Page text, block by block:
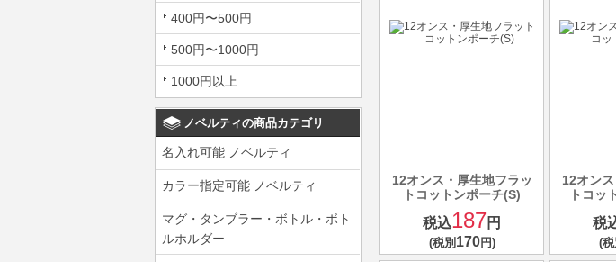
400円〜500円
500円〜1000円
1000円以上
ノベルティの商品カテゴリ
名入れ可能 ノベルティ
カラー指定可能 ノベルティ
マグ・タンブラー・ボトル・ボト
ルホルダー
12オンス・厚生地フラッ
トコットンポーチ(S)
税込187円
(税別170円)
12オン
トコッ
税
(税